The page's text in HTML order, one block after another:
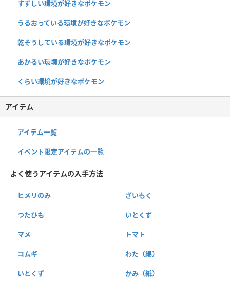
すずしい環境が好きなポケモン
うるおっている環境が好きなポケモン
乾そうしている環境が好きなポケモン
あかるい環境が好きなポケモン
くらい環境が好きなポケモン
アイテム
アイテム一覧
イベント限定アイテムの一覧
よく使うアイテムの入手方法
ヒメリのみ ざいもく
つたひも いとくず
マメ トマト
コムギ わた（綿）
いとくず かみ（紙）